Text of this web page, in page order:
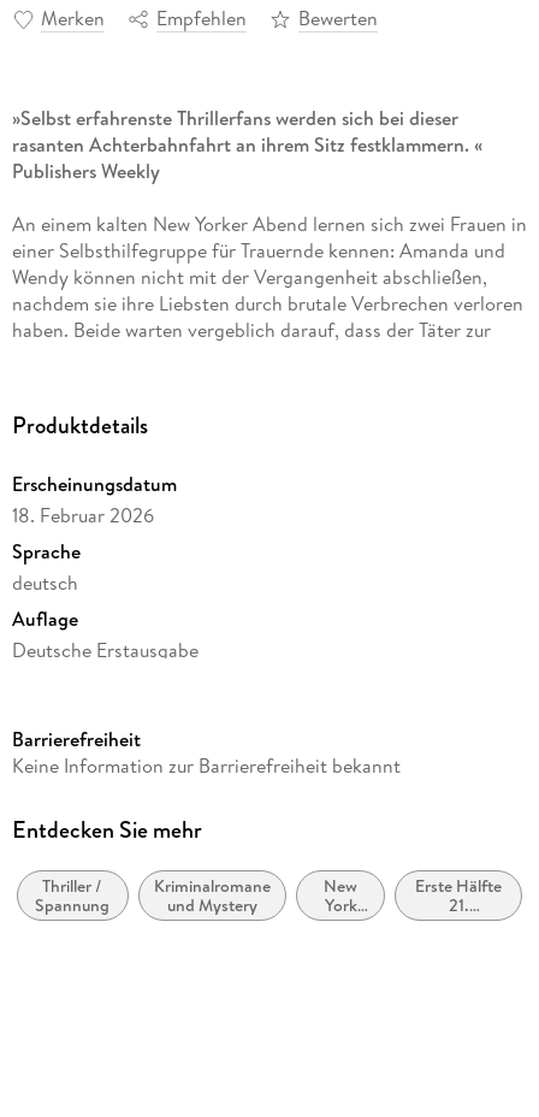
Merken Empfehlen Bewerten
»Selbst erfahrenste Thrillerfans werden sich bei dieser
rasanten Achterbahnfahrt an ihrem Sitz festklammern. «
Publishers Weekly
An einem kalten New Yorker Abend lernen sich zwei Frauen in
einer Selbsthilfegruppe für Trauernde kennen: Amanda und
Wendy können nicht mit der Vergangenheit abschließen,
nachdem sie ihre Liebsten durch brutale Verbrechen verloren
haben. Beide warten vergeblich darauf, dass der Täter zur
Crone umbringen, den Mörder von Amandas kleiner Jess.
spielt ein falsches Spiel . . .
Produktdetails
Erscheinungsdatum
18. Februar 2026
Sprache
deutsch
Auflage
Deutsche Erstausgabe
Autor/Autorin
Übersetzung
Verlag/Hersteller
Goldmann TB
Barrierefreiheit
Keine Information zur Barrierefreiheit bekannt
Entdecken Sie mehr
Thriller /
Spannung
Kriminalromane
und Mystery
New
York
City
Erste Hälfte
21.
Jahrhundert